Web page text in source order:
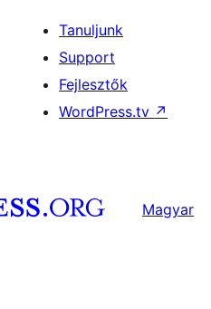
Tanuljunk
Support
Fejlesztők
WordPress.tv ↗
Magyar